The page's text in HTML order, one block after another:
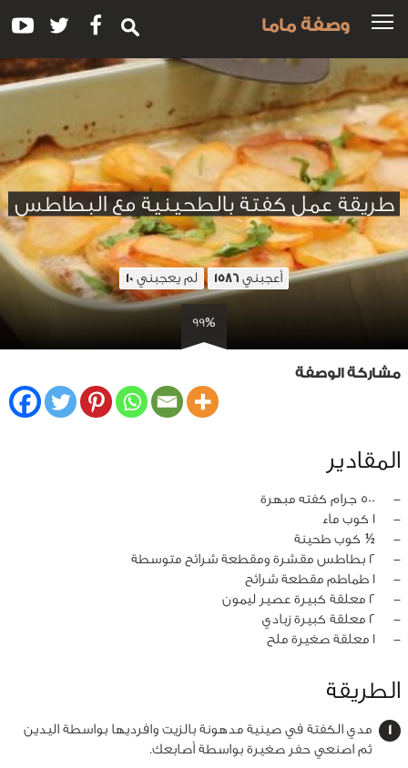
وصفة ماما
طريقة عمل كفتة بالطحينية مع البطاطس
أعجبني 1586 لم يعجبني 10
99%
مشاركة الوصفة
المقادير
‏-
500 جرام كفته مبهرة
‏-
1 كوب ماء
‏-
½ كوب طحينة
‏-
2 بطاطس مقشرة ومقطعة شرائح متوسطة
‏-
1 طماطم مقطعة شرائح
‏-
2 معلقة كبيرة عصير ليمون
‏-
2 معلقة كبيرة زبادي
‏-
1 معلقة صغيرة ملح
الطريقة
مدي الكفتة في صينية مدهونة بالزيت وافرديها بواسطة اليدين
ثم اصنعي حفر صغيرة بواسطة أصابعك.